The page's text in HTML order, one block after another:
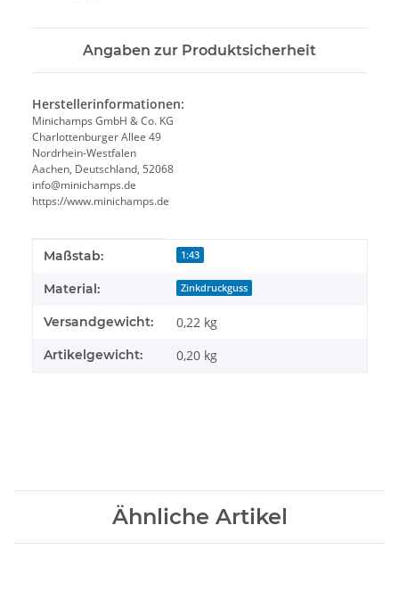
Angaben zur Produktsicherheit
Herstellerinformationen:
Minichamps GmbH & Co. KG
Charlottenburger Allee 49
Nordrhein-Westfalen
Aachen, Deutschland, 52068
info@minichamps.de
https://www.minichamps.de
Produkteigenschaft
Wert
Maßstab: 1:43
Material: Zinkdruckguss
Versandgewicht: 0,22 kg
Artikelgewicht: 0,20 kg
Ähnliche Artikel